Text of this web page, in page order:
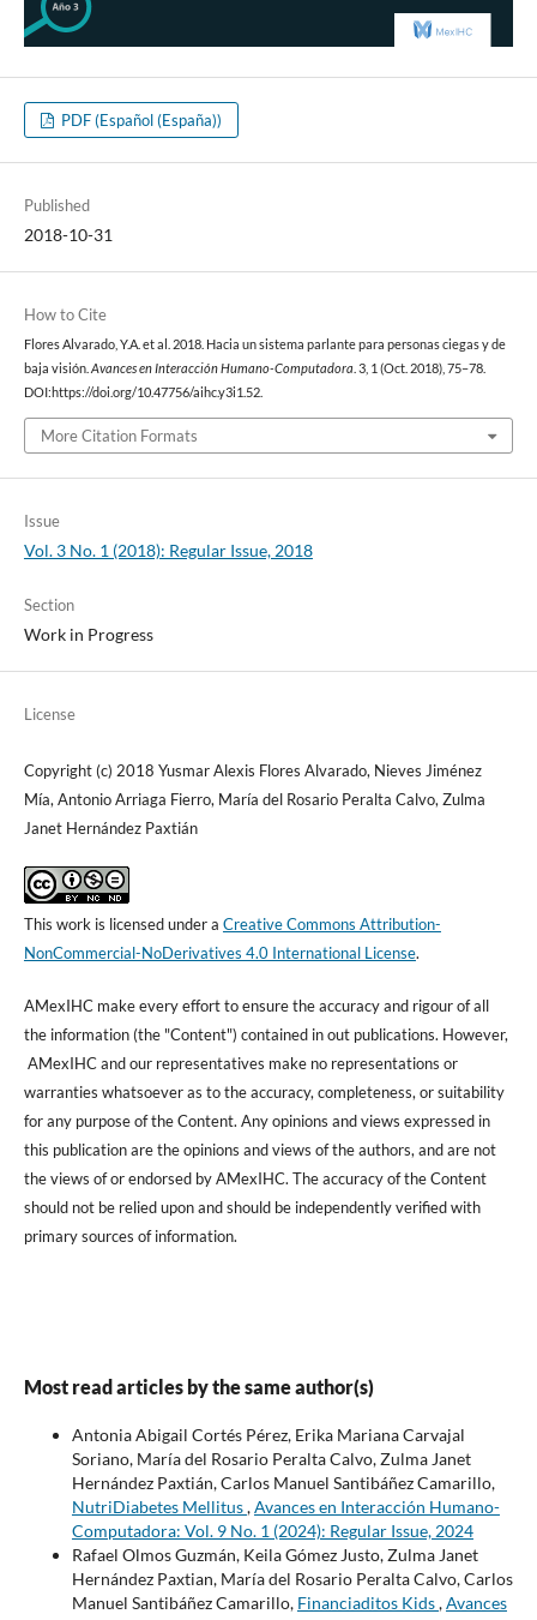
PDF (Español (España))
Published
2018-10-31
How to Cite
Flores Alvarado, Y.A. et al. 2018. Hacia un sistema parlante para personas ciegas y de
baja visión. Avances en Interacción Humano-Computadora . 3, 1 (Oct. 2018), 75–78.
DOI:https://doi.org/10.47756/aihc.y3i1.52.
More Citation Formats
Issue
Vol. 3 No. 1 (2018): Regular Issue, 2018
Section
Work in Progress
License
Copyright (c) 2018 Yusmar Alexis Flores Alvarado, Nieves Jiménez
Mía, Antonio Arriaga Fierro, María del Rosario Peralta Calvo, Zulma
Janet Hernández Paxtián
This work is licensed under a Creative Commons Attribution-
NonCommercial-NoDerivatives 4.0 International License.
AMexIHC make every effort to ensure the accuracy and rigour of all
the information (the "Content") contained in out publications. However,
AMexIHC and our representatives make no representations or
warranties whatsoever as to the accuracy, completeness, or suitability
for any purpose of the Content. Any opinions and views expressed in
this publication are the opinions and views of the authors, and are not
the views of or endorsed by AMexIHC. The accuracy of the Content
should not be relied upon and should be independently verified with
primary sources of information.
Most read articles by the same author(s)
Antonia Abigail Cortés Pérez, Erika Mariana Carvajal
Soriano, María del Rosario Peralta Calvo, Zulma Janet
Hernández Paxtián, Carlos Manuel Santibáñez Camarillo,
NutriDiabetes Mellitus,Avances en Interacción Humano-
Computadora: Vol. 9 No. 1 (2024): Regular Issue, 2024
Rafael Olmos Guzmán, Keila Gómez Justo, Zulma Janet
Hernández Paxtian, María del Rosario Peralta Calvo, Carlos
Manuel Santibáñez Camarillo, Financiaditos Kids,Avances